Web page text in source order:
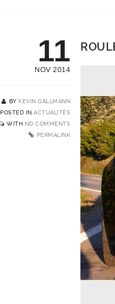
11
NOV 2014
BY KEVIN GALLMANN
POSTED IN ACTUALITÉS
WITH NO COMMENTS
PERMALINK